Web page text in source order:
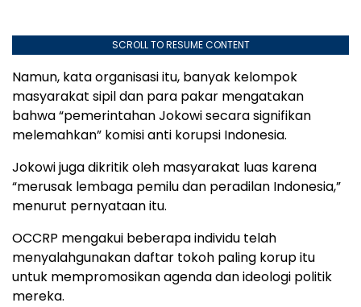
SCROLL TO RESUME CONTENT
Namun, kata organisasi itu, banyak kelompok
masyarakat sipil dan para pakar mengatakan
bahwa “pemerintahan Jokowi secara signifikan
melemahkan” komisi anti korupsi Indonesia.
Jokowi juga dikritik oleh masyarakat luas karena
“merusak lembaga pemilu dan peradilan Indonesia,”
menurut pernyataan itu.
OCCRP mengakui beberapa individu telah
menyalahgunakan daftar tokoh paling korup itu
untuk mempromosikan agenda dan ideologi politik
mereka.